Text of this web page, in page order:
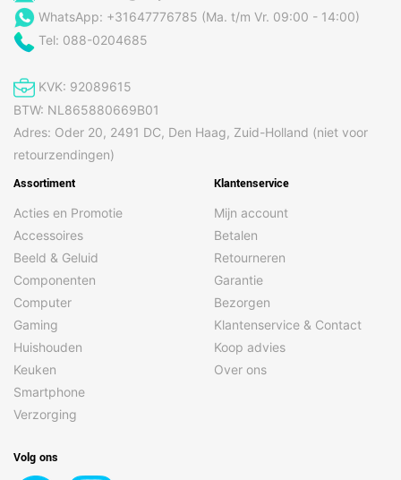
luidsprekers
Audiosysteem
audioformaat
videoformaten
Navigatie
BeiDou
GLONASS
GPS
Locatie positie
Quasi-Zenith Satellite
System (QZSS)
Netwerk
WhatsApp: +31647776785 (Ma. t/m Vr. 09:00 - 14:00)
Tel: 088-0204685
KVK: 92089615
BTW: NL865880669B01
Adres: Oder 20, 2491 DC, Den Haag, Zuid-Holland (niet voor
retourzendingen)
Assortiment
Acties en Promotie
Accessoires
Beeld & Geluid
Componenten
Computer
Gaming
Huishouden
Keuken
Smartphone
Verzorging
Klantenservice
Mijn account
Betalen
Retourneren
Garantie
Bezorgen
Klantenservice & Contact
Koop advies
Over ons
Volg ons